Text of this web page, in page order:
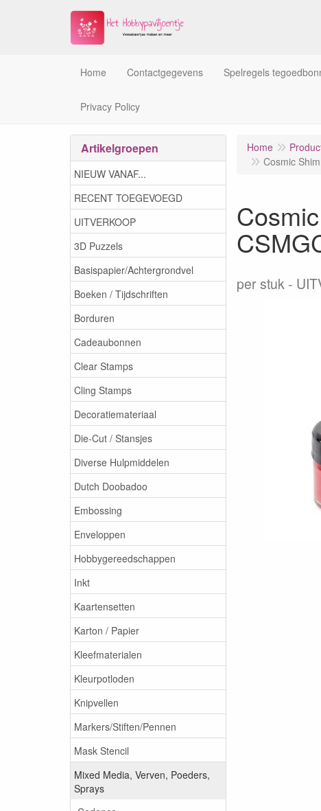
Home Contactgegevens Spelregels
Privacy Policy
Artikelgroepen
NIEUW VANAF...
RECENT TOEGEVOEGD
UITVERKOOP
3D Puzzels
Basispapier/Achtergrondvel
Boeken / Tijdschriften
Borduren
Cadeaubonnen
Clear Stamps
Cling Stamps
Decoratiemateriaal
Die-Cut / Stansjes
Diverse Hulpmiddelen
Dutch Doobadoo
Embossing
Enveloppen
Hobbygereedschappen
Inkt
Kaartensetten
Karton / Papier
Kleefmaterialen
Kleurpotloden
Knipvellen
Markers/Stiften/Pennen
Mask Stencil
Mixed Media, Verven, Poeders,
Sprays
Home
Cosmic
per stuk